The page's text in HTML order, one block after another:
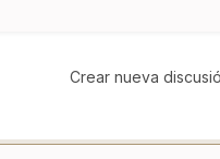
Crear nueva